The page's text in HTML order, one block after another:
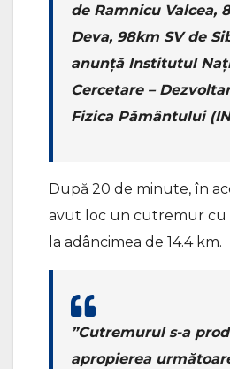
de Ramnicu Valcea,
Deva, 98km SV de
anunţă Institutul
Cercetare –
Fizica Pământului
După 20 de minute, în
avut loc un cutremur cu
la adâncimea de 14.4 km.
”Cutremurul s-a
apropierea